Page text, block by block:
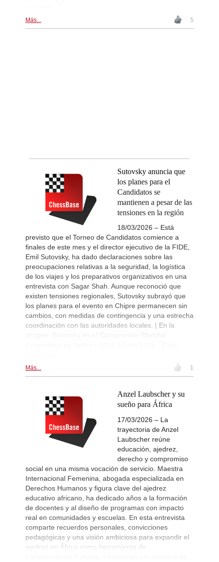
Más... 5
Sutovsky anuncia que
los planes para el
Candidatos se
mantienen a pesar de las
tensiones en la región
18/03/2026 – Está
previsto que el Torneo de Candidatos comience a
finales de este mes y el director ejecutivo de la FIDE,
Emil Sutovsky, ha dado declaraciones sobre las
preocupaciones relativas a la seguridad, la logística
de los viajes y los preparativos organizativos en una
entrevista con Sagar Shah. Aunque reconoció que
existen tensiones regionales, Sutovsky subrayó que
los planes para el evento en Chipre permanecen sin
cambios, con medidas de contingencia y una estrecha
coordinación con las autoridades locales. | En la
imagen: Sutovsky en el Campeonato Mundial
Más... 1
Anzel Laubscher y su
sueño para África
17/03/2026 – La
trayectoria de Anzel
Laubscher reúne
educación, ajedrez,
derecho y compromiso
social en una misma vocación de servicio. Maestra
Internacional Femenina, abogada especializada en
Derechos Humanos y figura clave del ajedrez
educativo africano, ha dedicado años a la formación
de docentes y al diseño de programas con impacto
real en comunidades y escuelas. En esta entrevista
comparte recuerdos personales, convicciones
pedagógicas y una visión ambiciosa para expandir el
ajedrez en África como herramienta de